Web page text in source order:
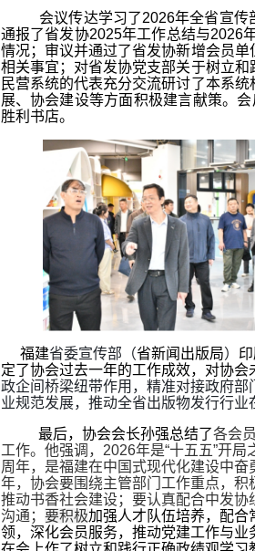
会议传达学习了2026年全省宣传
通报了省发协2025年工作总结与2026
情况；审议并通过了省发协新增会员
相关事宜；对省发协党支部关于树立和
民营系统的代表充分交流研讨了本系
展、协会建设等方面积极建言献策。
胜利书店。
福建省委宣传部（省新闻出版局）
定了协会过去一年的工作成效，对协会
政企间桥梁纽带作用，精准对接政府
业规范发展，推动全省出版物发行行业
最后，协会会长孙强总结了各会
工作。他强调，2026年是“十五五”开
周年，是福建在中国式现代化建设中
年，协会要围绕主管部门工作重点，积
推动书香社会建设；要认真配合中发
沟通； 要积极加强人才队伍培养，配合
领，深化会员服务，推动党建工作与业